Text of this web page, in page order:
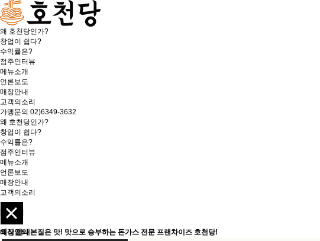
왜 호천당인가?
창업이 쉽다?
수익률은?
점주인터뷰
메뉴소개
언론보도
매장안내
고객의소리
가맹문의 02)6349-3632
왜 호천당인가?
창업이 쉽다?
수익률은?
점주인터뷰
메뉴소개
언론보도
매장안내
고객의소리
외식업의 본질은 맛! 맛으로 승부하는 돈가스 전문 프랜차이즈 호천당!
매장 안내